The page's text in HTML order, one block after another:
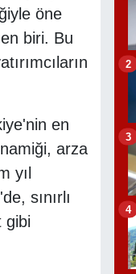
öne
biri. Bu
en
arza
yıl
sınırlı
gibi
2
3
4